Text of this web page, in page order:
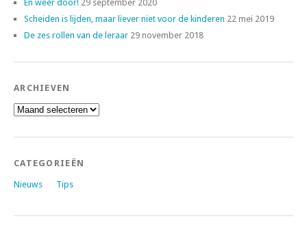
En weer door! 29 september 2020
Scheiden is lijden, maar liever niet voor de kinderen 22 mei 2019
De zes rollen van de leraar 29 november 2018
ARCHIEVEN
Archieven
CATEGORIEËN
Nieuws Tips